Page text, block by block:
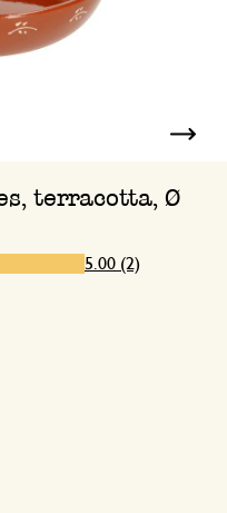
terracotta, Ø
5.00 (2)
score, geen toelichting